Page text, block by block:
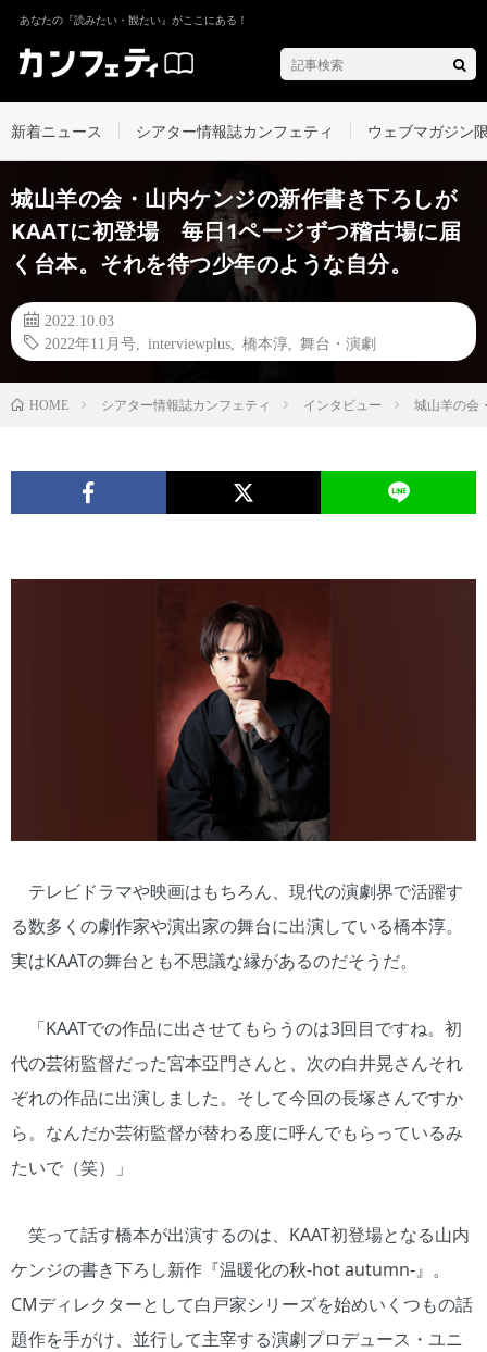
あなたの『読みたい・観たい』がここにある！
新着ニュース シアター情報誌カンフェティ ウェブマガジン
城山羊の会・山内ケンジの新作書き下ろしが
KAATに初登場 毎日1ページずつ稽古場に届
く台本。それを待つ少年のような自分。
2022.10.03
2022年11月号
interviewplus 橋本淳 舞台・演劇
HOME シアター情報誌カンフェティ インタビュー 城山羊の会
テレビドラマや映画はもちろん、現代の演劇界で活躍す
る数多くの劇作家や演出家の舞台に出演している橋本淳。
実はKAATの舞台とも不思議な縁があるのだそうだ。
「KAATでの作品に出させてもらうのは3回目ですね。初
代の芸術監督だった宮本亞門さんと、次の白井晃さんそれ
ぞれの作品に出演しました。そして今回の長塚さんですか
ら。なんだか芸術監督が替わる度に呼んでもらっているみ
たいで（笑）」
笑って話す橋本が出演するのは、KAAT初登場となる山内
ケンジの書き下ろし新作『温暖化の秋-hot autumn-』。
CMディレクターとして白戸家シリーズを始めいくつもの話
題作を手がけ、並行して主宰する演劇プロデュース・ユニ